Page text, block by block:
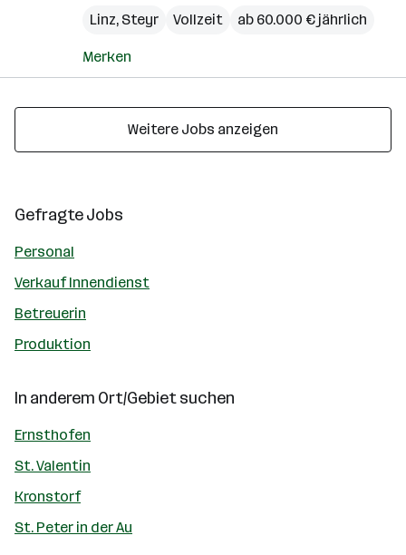
Linz, Steyr Vollzeit ab 60.000 € jährlich
Merken
Weitere Jobs anzeigen
Gefragte Jobs
Personal
Verkauf Innendienst
Betreuerin
Produktion
In anderem Ort/Gebiet suchen
Ernsthofen
St. Valentin
Kronstorf
St. Peter in der Au